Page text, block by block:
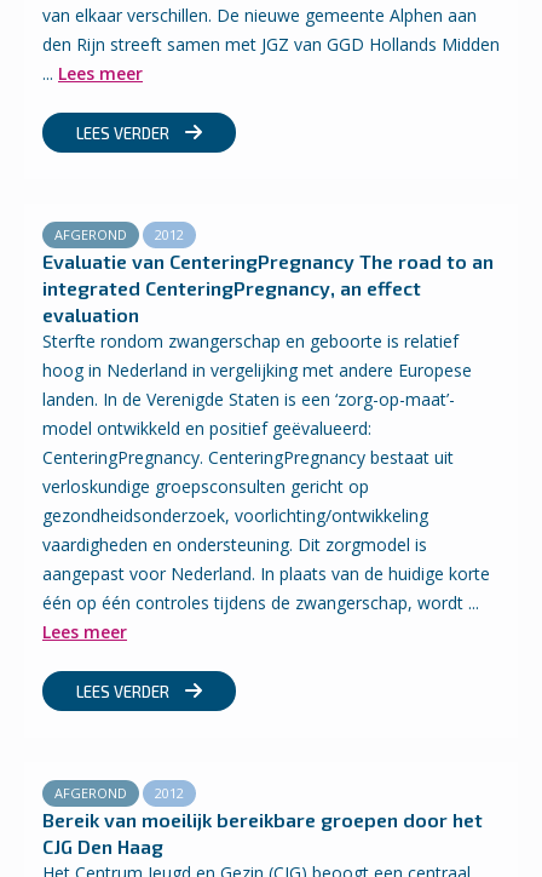
van elkaar verschillen. De nieuwe gemeente Alphen aan
den Rijn streeft samen met JGZ van GGD Hollands Midden
... Lees meer
LEES VERDER
AFGEROND 2012
Evaluatie van CenteringPregnancy The road to an
integrated CenteringPregnancy, an effect
evaluation
Sterfte rondom zwangerschap en geboorte is relatief
hoog in Nederland in vergelijking met andere Europese
landen. In de Verenigde Staten is een ‘zorg-op-maat’-
model ontwikkeld en positief geëvalueerd:
CenteringPregnancy. CenteringPregnancy bestaat uit
verloskundige groepsconsulten gericht op
gezondheidsonderzoek, voorlichting/ontwikkeling
vaardigheden en ondersteuning. Dit zorgmodel is
aangepast voor Nederland. In plaats van de huidige korte
één op één controles tijdens de zwangerschap, wordt ...
Lees meer
LEES VERDER
AFGEROND 2012
Bereik van moeilijk bereikbare groepen door het
CJG Den Haag